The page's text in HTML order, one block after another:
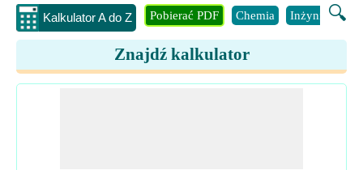
Kalkulator A do Z 🔍
Pobierać PDF Chemia Inżynieria
Znajdź kalkulator